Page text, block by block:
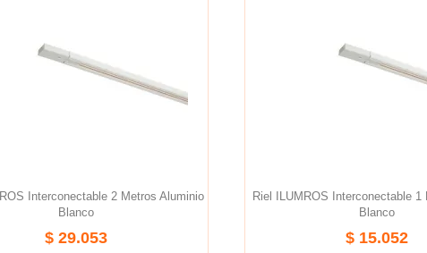
Interconectable 2 Metros Aluminio
Blanco
$ 29.053
Riel ILUMROS Interconectable 1
Blanco
$ 15.052